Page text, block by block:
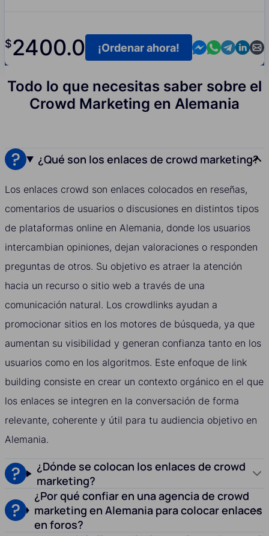
$2400.0 Contact us in
Contact us
Contact
¡Ordenar ahora!
Todo lo que necesitas saber sobre el
Crowd Marketing en Alemania
¿Qué son los enlaces de crowd marketing?
Los enlaces crowd son enlaces colocados en reseñas,
comentarios de usuarios o discusiones en distintos tipos
de plataformas online en Alemania, donde los usuarios
intercambian opiniones, dejan valoraciones o responden
preguntas de otros. Su objetivo es atraer la atención
hacia un recurso o sitio web a través de una
comunicación natural. Los crowdlinks ayudan a
promocionar sitios en los motores de búsqueda, ya que
aumentan su visibilidad y generan confianza tanto en los
usuarios como en los algoritmos. Este enfoque de link
building consiste en crear un contexto orgánico en el que
los enlaces se integren en la conversación de forma
relevante, coherente y útil para tu audiencia objetivo en
Alemania.
¿Dónde se colocan los enlaces de crowd
marketing?
¿Por qué confiar en una agencia de crowd
marketing en Alemania para colocar enlaces
en foros?